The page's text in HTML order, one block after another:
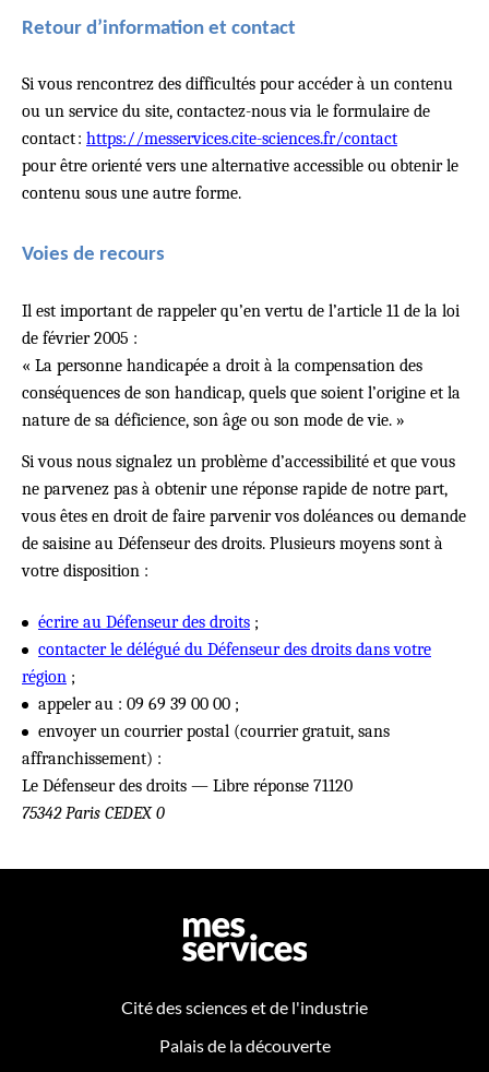
Retour d’information et contact
Si vous rencontrez des difficultés pour accéder à un contenu
ou un service du site, contactez-nous via le formulaire de
contact: https://messervices.cite-sciences.fr/contact
pour être orienté vers une alternative accessible ou obtenir le
contenu sous une autre forme.
Voies de recours
Il est important de rappeler qu’en vertu de l’article 11 de la loi
de février 2005 :
« La personne handicapée a droit à la compensation des
conséquences de son handicap, quels que soient l’origine et la
nature de sa déficience, son âge ou son mode de vie. »
Si vous nous signalez un problème d’accessibilité et que vous
ne parvenez pas à obtenir une réponse rapide de notre part,
vous êtes en droit de faire parvenir vos doléances ou demande
de saisine au Défenseur des droits. Plusieurs moyens sont à
votre disposition :
écrire au Défenseur des droits ;
contacter le délégué du Défenseur des droits dans votre
région ;
appeler au : 09 69 39 00 00 ;
envoyer un courrier postal (courrier gratuit, sans
affranchissement) :
Le Défenseur des droits — Libre réponse 71120
75342 Paris CEDEX 0
Cité des sciences et de l'industrie
Palais de la découverte